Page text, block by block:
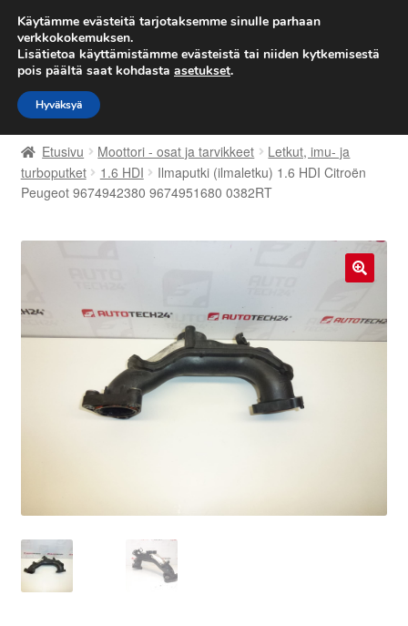
TOIMITUS alkaen 7 EUR
Siirry
navigointiin
Siirry
sisältöön
Etusivu
Kärry
Maailmanlaajuinen toimitus
Tarkista
Etusivu Moottori - osat ja tarvikkeet
Letkut, imu- ja
turboputket
1.6 HDI
Ilmaputki (ilmaletku) 1.6 HDI Citroën
Peugeot 9674942380 9674951680 0382RT
Käytämme evästeitä tarjotaksemme sinulle parhaan
verkkokokemuksen.
Lisätietoa käyttämistämme evästeistä tai niiden kytkemisestä
pois päältä saat kohdasta asetukset.
Hyväksyä